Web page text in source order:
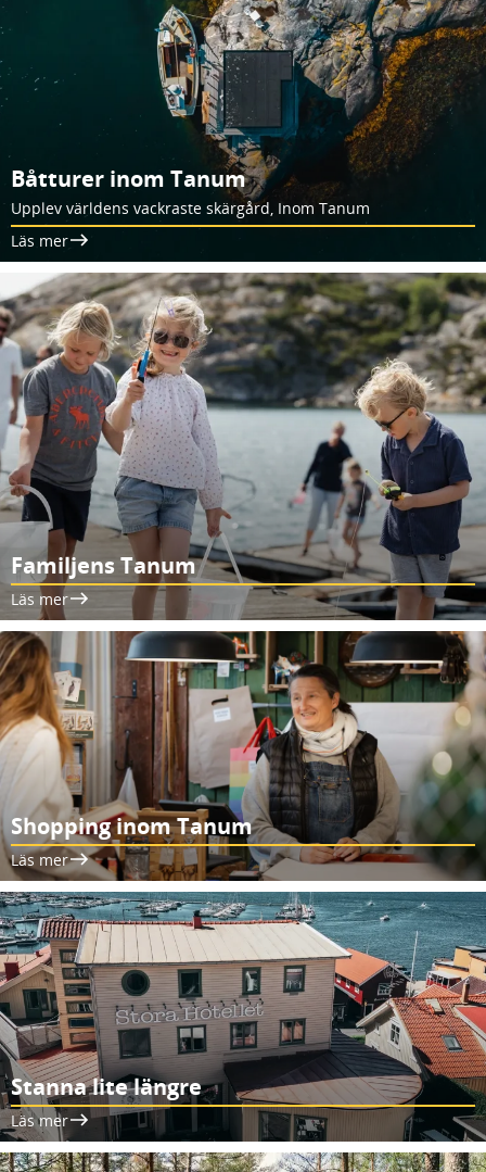
Båtturer inom Tanum
Upplev världens vackraste skärgård, Inom Tanum
Läs mer
Familjens Tanum
Läs mer
Shopping inom Tanum
Läs mer
Stanna lite längre
Läs mer